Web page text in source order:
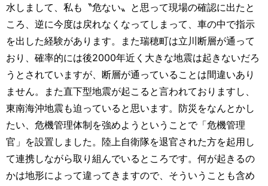
水しまして、私も〝危ない〟と思って現場の確認に出たと
ころ、逆に今度は戻れなくなってしまって、車の中で指示
を出した経験があります。また瑞穂町は立川断層が通って
おり、確率的には後2000年近く大きな地震は起きないだろ
うとされていますが、断層が通っていることは間違いあり
ません。また直下型地震が起こると言われておりますし、
東南海沖地震も迫っていると思います。防災をなんとかし
たい、危機管理体制を強めようということで「危機管理
官」を設置しました。陸上自衛隊を退官された方を起用し
て連携しながら取り組んでいるところです。何が起きるの
かは地形によって違ってきますので、そういうことも含め